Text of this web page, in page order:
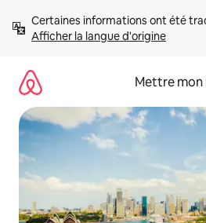
directement
Afficher la langue d'origine
Mettre mon